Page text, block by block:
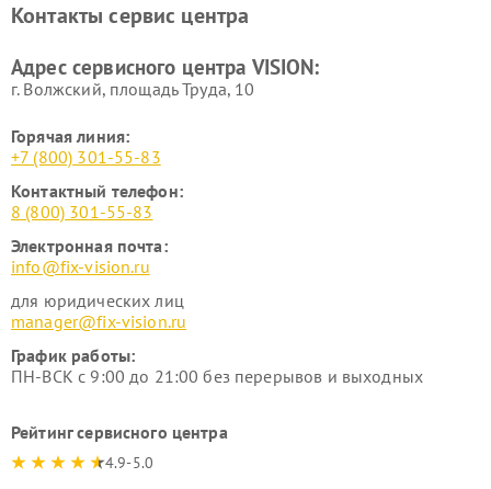
Контакты сервис центра
Адрес сервисного центра VISION:
г. Волжский, площадь Труда, 10
Горячая линия:
+7 (800) 301-55-83
Контактный телефон:
8 (800) 301-55-83
Электронная почта:
info@fix-vision.ru
для юридических лиц
manager@fix-vision.ru
График работы:
ПН-ВСК с 9:00 до 21:00 без перерывов и выходных
Рейтинг сервисного центра
4.9-5.0